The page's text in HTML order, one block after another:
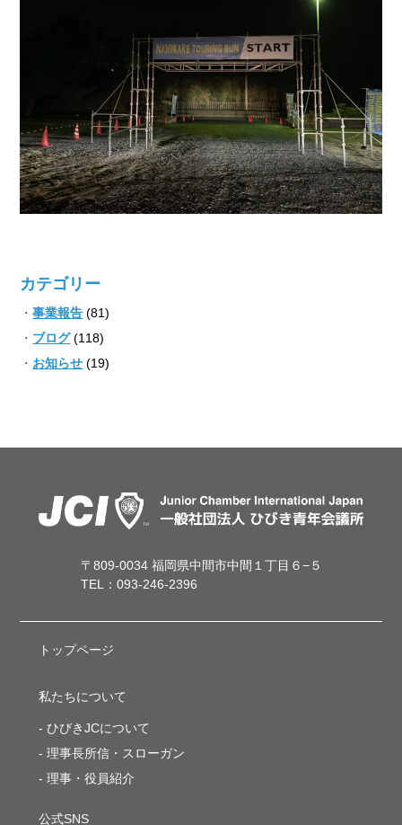
カテゴリー
事業報告 (81)
ブログ(118)
お知らせ (19)
〒809-0034 福岡県中間市中間１丁目６−５
TEL：093-246-2396
トップページ
私たちについて
ひびきJCについて
理事長所信・スローガン
理事・役員紹介
公式SNS